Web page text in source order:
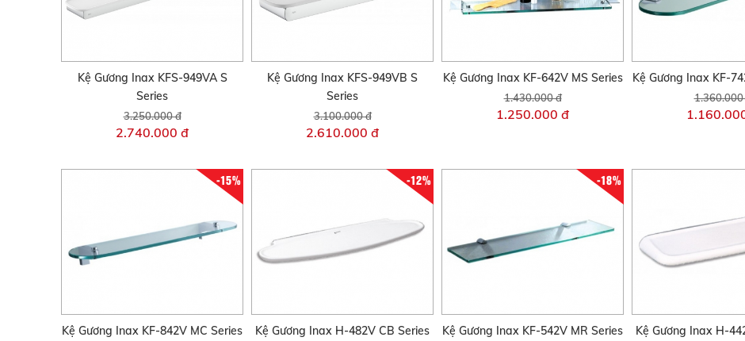
Kệ Gương Inax KFS-949VA S
Series
3.250.000 đ
2.740.000 đ
Kệ Gương Inax KFS-949VB S
Series
3.100.000 đ
2.610.000 đ
Kệ Gương Inax KF-642V MS Series
1.430.000 đ
1.250.000 đ
Kệ Gương Inax KF-
1.360.000
-15%
Kệ Gương Inax KF-842V MC Series
-12%
Kệ Gương Inax H-482V CB Series
-18%
Kệ Gương Inax KF-542V MR Series
Kệ Gương Inax H-